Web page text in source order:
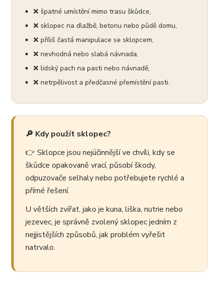
❌ špatné umístění mimo trasu škůdce,
❌ sklopec na dlažbě, betonu nebo půdě domu,
❌ příliš častá manipulace se sklopcem,
❌ nevhodná nebo slabá návnada,
❌ lidský pach na pasti nebo návnadě,
❌ netrpělivost a předčasné přemístění pasti.
🔎 Kdy použít sklopec?
👉 Sklopce jsou nejúčinnější ve chvíli, kdy se
škůdce opakovaně vrací, působí škody,
odpuzovače selhaly nebo potřebujete rychlé a
přímé řešení.
U větších zvířat, jako je kuna, liška, nutrie nebo
jezevec, je správně zvolený sklopec jedním z
nejjistějších způsobů, jak problém vyřešit
natrvalo.